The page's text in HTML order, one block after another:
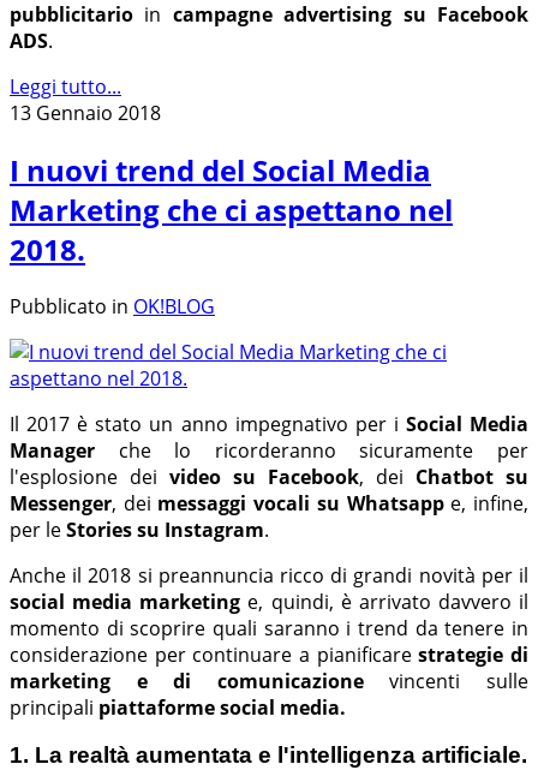
pubblicitario in campagne advertising su Facebook
ADS.
Leggi tutto...
13 Gennaio 2018
I nuovi trend del Social Media
Marketing che ci aspettano nel
2018.
Pubblicato in OK!BLOG
Il 2017 è stato un anno impegnativo per i Social Media
Manager che lo ricorderanno sicuramente per
l'esplosione dei video su Facebook, dei Chatbot su
Messenger, dei messaggi vocali su Whatsappe, infine,
per leStories su Instagram.
Anche il 2018 si preannuncia ricco di grandi novità per il
social media marketing e, quindi, è arrivato davvero il
momento di scoprire quali saranno i trend da tenere in
considerazione per continuare a pianificarestrategie di
marketing e di comunicazionevincenti sulle
principali piattaforme social media.
1. La realtà aumentata e l'intelligenza artificiale.